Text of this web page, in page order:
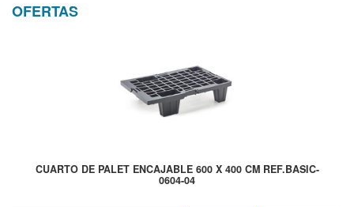
OFERTAS
CUARTO DE PALET ENCAJABLE 600 X 400 CM REF.BASIC-
0604-04